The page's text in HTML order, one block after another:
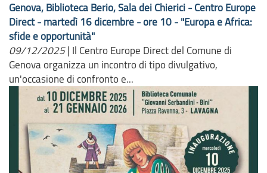
Genova, Biblioteca Berio, Sala dei Chierici - Centro Europe
Direct - martedì 16 dicembre - ore 10 - "Europa e Africa:
sfide e opportunità"
09/12/2025 | Il Centro Europe Direct del Comune di
Genova organizza un incontro di tipo divulgativo,
un'occasione di confronto e...